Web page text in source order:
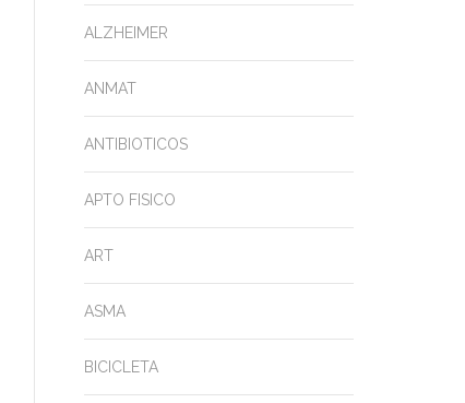
ALZHEIMER
ANMAT
ANTIBIOTICOS
APTO FISICO
ART
ASMA
BICICLETA